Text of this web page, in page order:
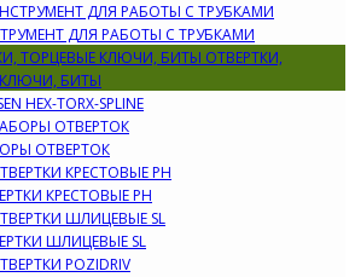
ДЛЯ РАБОТЫ С ТРУБКАМИ
ОТВЕРТКИ,
БИТЫ
HEX-TORX-SPLINE
ОТВЕРТОК
КРЕСТОВЫЕ PH
ШЛИЦЕВЫЕ SL